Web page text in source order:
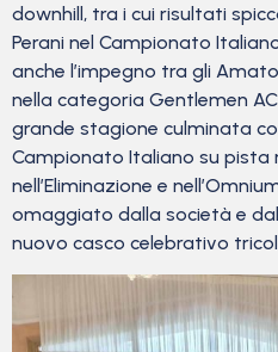
downhill, tra i cui risultati
Perani nel Campionato
anche l’impegno tra gli
nella categoria Gentlemen
grande stagione culminata
Campionato Italiano su pista
nell’Eliminazione e
omaggiato dalla società e
nuovo casco celebrativo